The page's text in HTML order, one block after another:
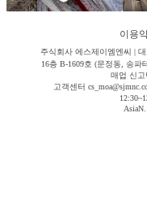
이용
주식회사 에스제이엠엔씨 |
16층 B-1609호 (문정동, 송파
매업 신고
고객센터